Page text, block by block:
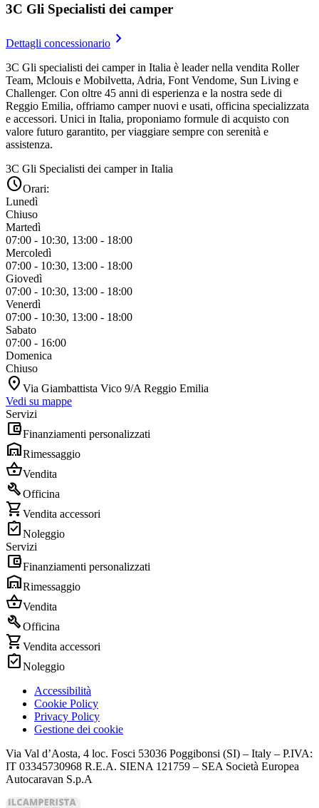
3C Gli Specialisti dei camper
Dettagli concessionario keyboard_arrow_right
3C Gli specialisti dei camper in Italia è leader nella vendita Roller
Team, Mclouis e Mobilvetta, Adria, Font Vendome, Sun Living e
Challenger. Con oltre 45 anni di esperienza e la nostra sede di
Reggio Emilia, offriamo camper nuovi e usati, officina specializzata
e accessori. Unici in Italia, proponiamo formule di acquisto con
valore futuro garantito, per viaggiare sempre con serenità e
assistenza.
3C Gli Specialisti dei camper in Italia
scheduleOrari:
Lunedì
Chiuso
Martedì
07:00 - 10:30, 13:00 - 18:00
Mercoledì
07:00 - 10:30, 13:00 - 18:00
Giovedì
07:00 - 10:30, 13:00 - 18:00
Venerdì
07:00 - 10:30, 13:00 - 18:00
Sabato
07:00 - 16:00
Domenica
Chiuso
location_on Via Giambattista Vico 9/A Reggio Emilia
Vedi su mappe
Servizi
account_balance_walletFinanziamenti personalizzati
warehouseRimessaggio
shopping_basketVendita
buildOfficina
shopping_cartVendita accessori
assignment_turned_inNoleggio
Servizi
account_balance_walletFinanziamenti personalizzati
warehouseRimessaggio
shopping_basketVendita
buildOfficina
shopping_cartVendita accessori
assignment_turned_inNoleggio
Accessibilità
Cookie Policy
Privacy Policy
Gestione dei cookie
Via Val d’Aosta, 4 loc. Fosci 53036 Poggibonsi (SI) – Italy – P.IVA:
IT 03345730968 R.E.A. SIENA 121759 – SEA Società Europea
Autocaravan S.p.A